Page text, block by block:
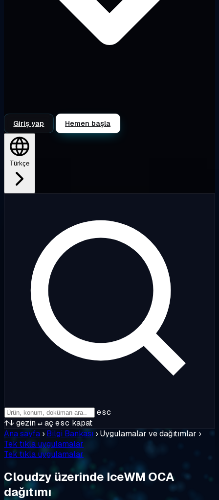
Giriş yap Hemen başla
Türkçe
esc
↑↓ gezin↵aç esc kapat
Ana sayfa › Bilgi Bankası › Uygulamalar ve dağıtımlar ›
Tek tıkla uygulamalar
Tek tıkla uygulamalar
Cloudzy üzerinde IceWM OCA
dağıtımı